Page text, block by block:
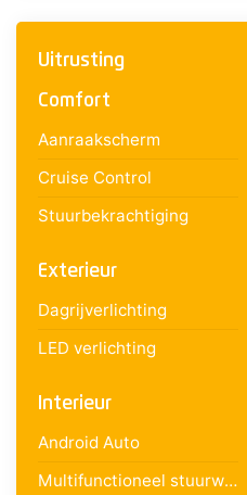
Uitrusting
Comfort
Aanraakscherm
Cruise Control
Stuurbekrachtiging
Exterieur
Dagrijverlichting
LED verlichting
Interieur
Android Auto
Multifunctioneel stuurwiel